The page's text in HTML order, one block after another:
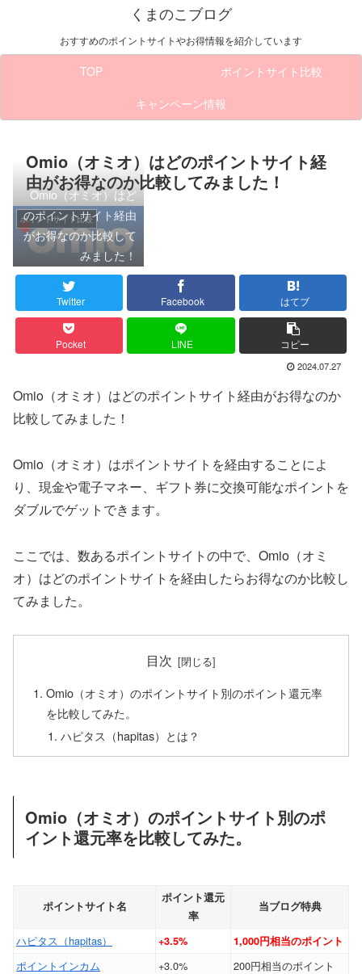
くまのこブログ
おすすめのポイントサイトやお得情報を紹介しています
TOP
ポイントサイト比較
キャンペーン情報
Omio（オミオ）はどのポイントサイト経
由がお得なのか比較してみました！
ポイントサイト比較
Omio（オミオ）はど
のポイントサイト経由
がお得なのか比較して
みました！
Twitter Facebook はてブ
Pocket LINE コピー
2024.07.27
Omio（オミオ）はどのポイントサイト経由がお得なのか
比較してみました！
Omio（オミオ）はポイントサイトを経由することによ
り、現金や電子マネー、ギフト券に交換可能なポイントを
ダブルでゲットできます。
ここでは、数あるポイントサイトの中で、Omio（オミ
オ）はどのポイントサイトを経由したらお得なのか比較し
てみました。
目次
Omio（オミオ）のポイントサイト別のポイント還元率
を比較してみた。
ハピタス（hapitas）とは？
Omio（オミオ）のポイントサイト別のポ
イント還元率を比較してみた。
ポイントサイト名
ポイント還元
率
当ブログ特典
ハピタス（hapitas） +3.5% 1,000円相当のポイント
ポイントインカム +3.0%
200円相当のポイント